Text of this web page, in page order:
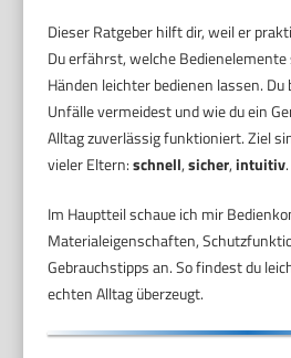
Dieser Ratgeber hilft dir, weil er
Du erfährst, welche
Händen leichter bedienen lassen.
Unfälle vermeidest und wie du ein
Alltag zuverlässig funktioniert. Ziel
vieler Eltern:schnell,sicher,intuitiv.
Im Hauptteil schaue ich mir
Materialeigenschaften,
Gebrauchstipps an. So findest du
echten Alltag überzeugt.